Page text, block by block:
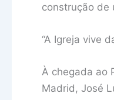
construção de
“A Igreja vive
À chegada ao
Madrid, José